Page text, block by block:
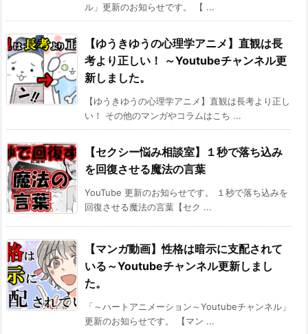
ル」更新のお知らせです。 【 ...
【ゆうきゆうの心理学アニメ】直観は長
考より正しい！ ～Youtubeチャンネル更
新しました。
【ゆうきゆうの心理学アニメ】直観は長考より正し
い！ その他のマンガやコラムはこち ...
【セクシー悩み相談室】１秒で落ち込み
を回復させる魔法の言葉
YouTube 更新のお知らせです。 １秒で落ち込みを
回復させる魔法の言葉【セク ...
【マンガ動画】性格は暗示に支配されて
いる～Youtubeチャンネル更新しまし
た。
「～ハートアニメーション～Youtubeチャンネル」
更新のお知らせです。 【マン ...